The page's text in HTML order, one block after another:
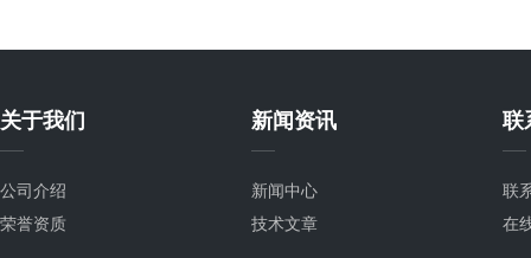
关于我们
公司介绍
荣誉资质
新闻资讯
新闻中心
技术文章
联
联
在